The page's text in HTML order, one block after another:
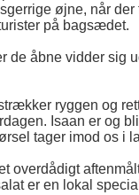
øjne, når
på bagsædet.
de åbne vidder sig
ryggen og
Isaan er og
tager imod os i
overdådigt
er en lokal